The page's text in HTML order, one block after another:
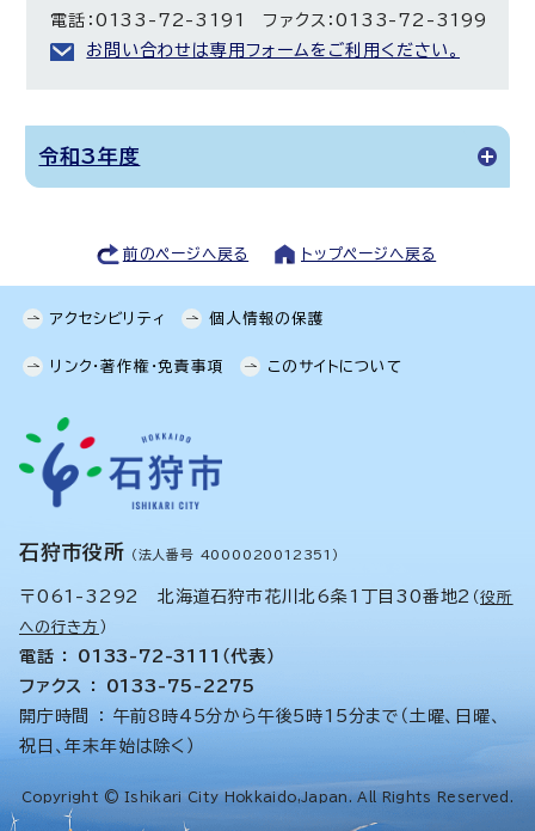
電話：0133-72-3191 ファクス：0133-72-3199
お問い合わせは専用フォームをご利用ください。
令和3年度
前のページへ戻る トップページへ戻る
アクセシビリティ 個人情報の保護
リンク・著作権・免責事項 このサイトについて
石狩市役所 （法人番号 4000020012351）
〒061-3292 北海道石狩市花川北6条1丁目30番地2 （役所
への行き方 ）
電話 ： 0133-72-3111（代表）
ファクス ： 0133-75-2275
開庁時間 ： 午前8時45分から午後5時15分まで（土曜、日曜、
祝日、年末年始は除く）
Copyright © Ishikari City Hokkaido,Japan. All Rights Reserved.